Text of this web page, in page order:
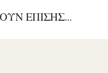
ΕΠΙΣΗΣ…